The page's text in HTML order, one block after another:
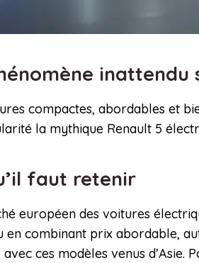
compactes, abordables et
la mythique Renault 5
faut retenir
européen des voitures
en combinant prix abordable,
ces modèles venus d’Asie.